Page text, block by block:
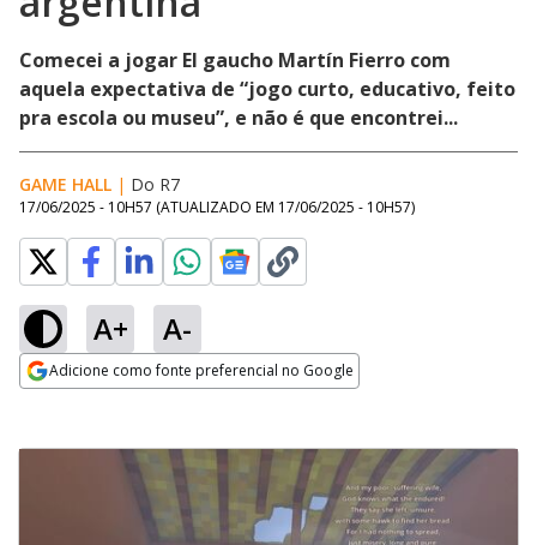
Comecei a jogar El gaucho Martín Fierro com
aquela expectativa de “jogo curto, educativo, feito
pra escola ou museu”, e não é que encontrei...
GAME HALL | Do R7
17/06/2025 - 10H57 (ATUALIZADO EM 17/06/2025 - 10H57)
A+ A-
Adicione como fonte preferencial no Google